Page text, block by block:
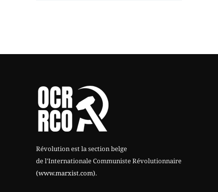
Révolution est la section belge
de l'Internationale Communiste Révolutionnaire
(www.marxist.com).